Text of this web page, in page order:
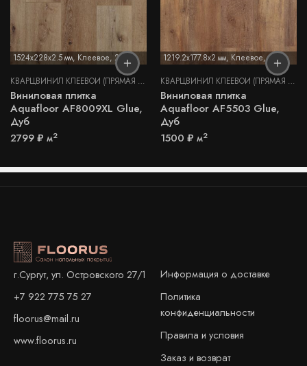
1524x228x2.5 мм, Клеевое, 2,5 мм
КВАРЦВИНИЛ КЛЕЕВОЙ (ПРЯМАЯ УКЛАДКА)
Виниловая плитка
Aquafloor AF8009XL Glue,
Дуб
2799₽ м2
1219.2x177.8x2 мм, Клеевое,2 мм
КВАРЦВИНИЛ КЛЕЕВОЙ (ПРЯМАЯ УКЛАДКА)
Виниловая плитка
Aquafloor AF5503 Glue,
Дуб
1500 ₽ м2
г.Сургут, ул. Островского 27/1
+7 922 775 75 27
floorus@mail.ru
www.floorus.ru
Информация о доставке
Политика
конфиденциальности
Правила и условия
Заказ и возврат